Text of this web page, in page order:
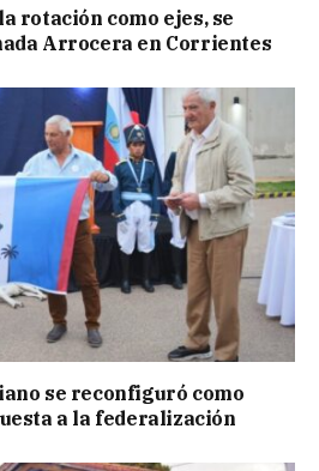
rotación como ejes, se
Arrocera en Corrientes
se reconfiguró como
a la federalización